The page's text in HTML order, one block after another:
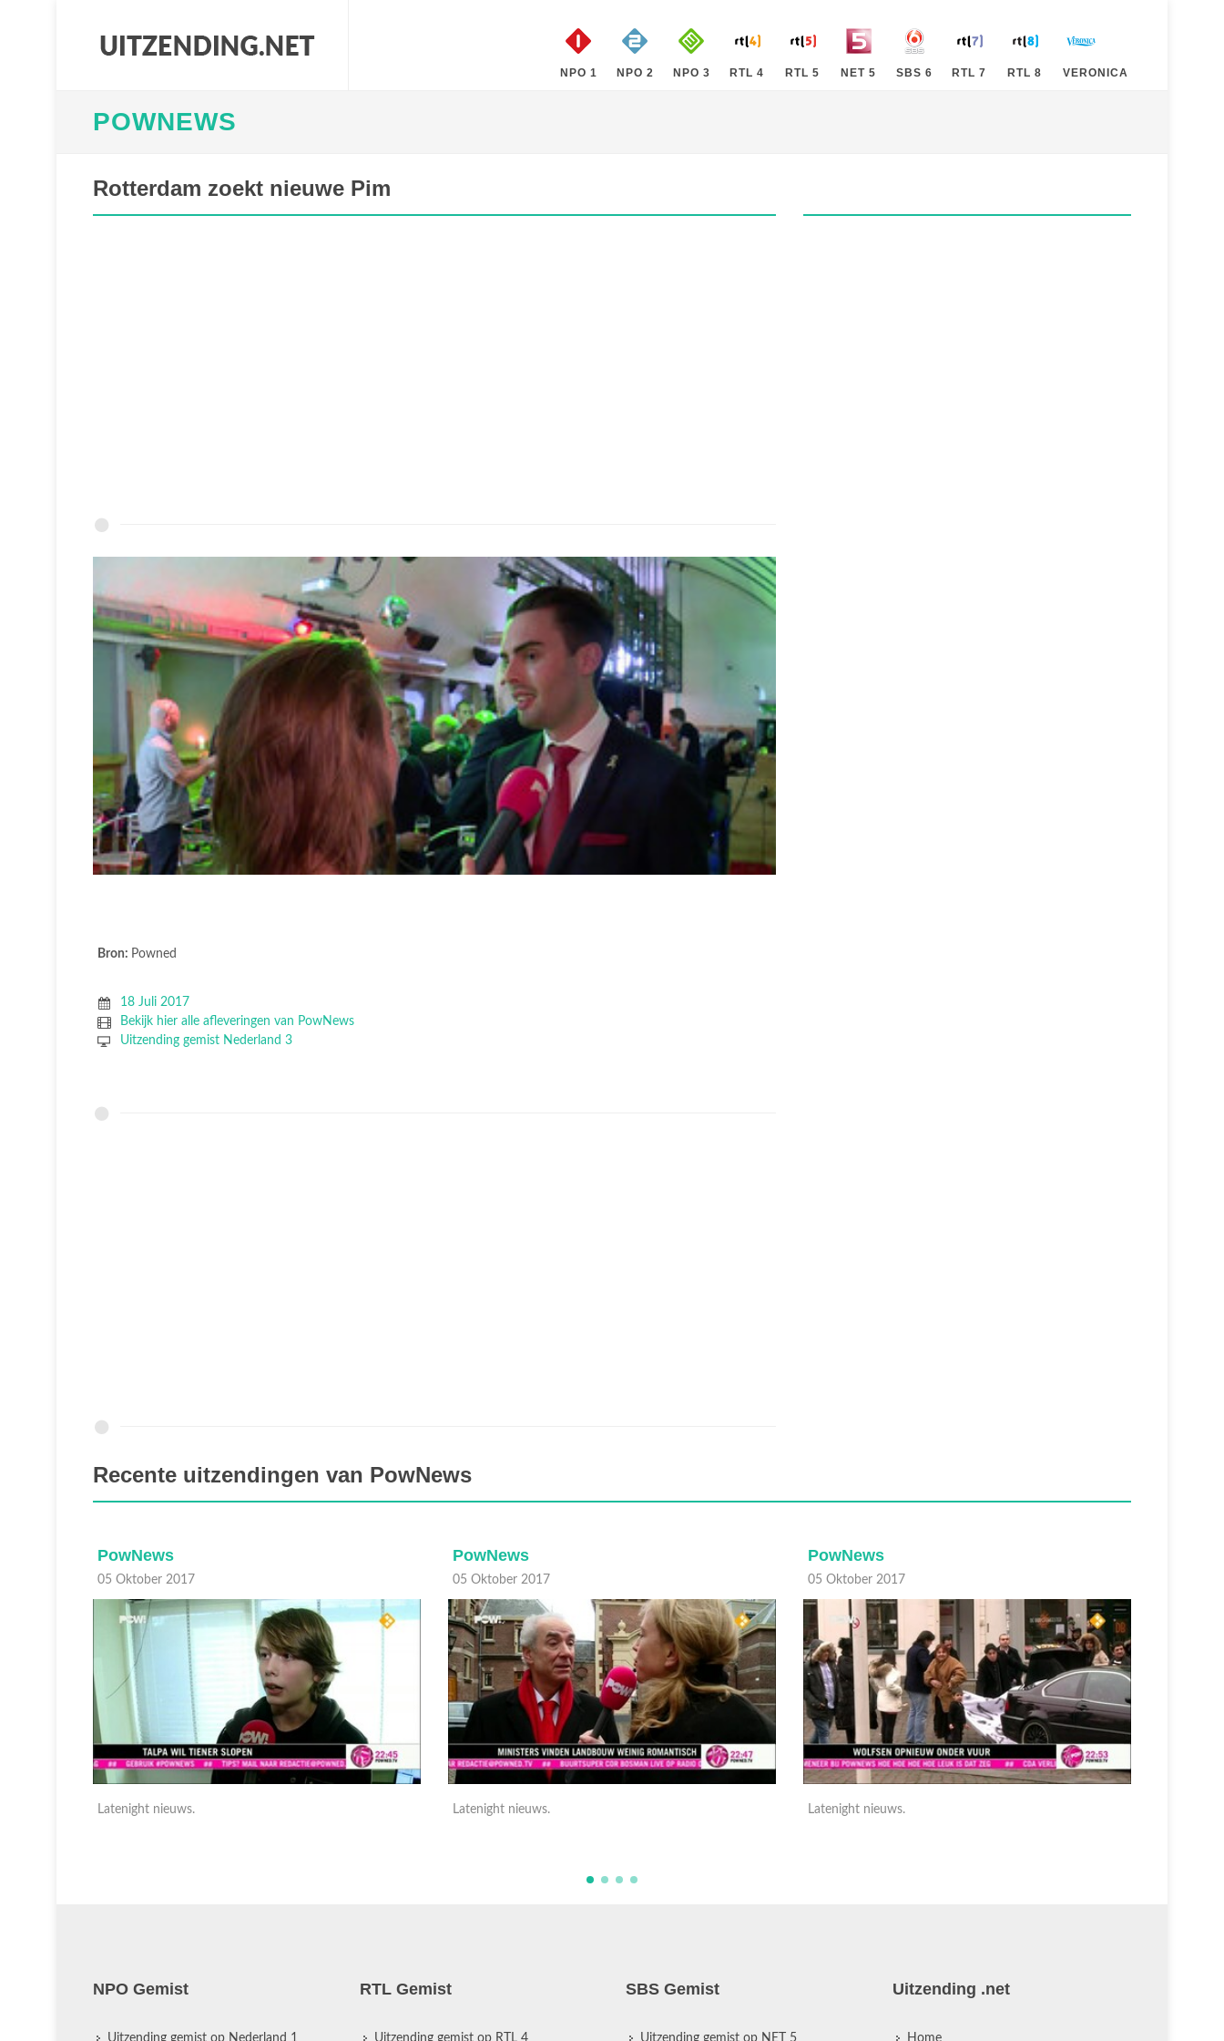
NPO 1 NPO 2 NPO 3 RTL 4 RTL 5 NET 5 SBS 6 RTL 7 RTL 8 VERONICA
POWNEWS
Rotterdam zoekt nieuwe Pim
Bron: Powned
18 Juli 2017
Bekijk hier alle afleveringen van PowNews
Uitzending gemist Nederland 3
Recente uitzendingen van PowNews
PowNews
05 Oktober 2017
Latenight nieuws.
PowNews
05 Oktober 2017
Latenight nieuws.
PowNews
05 Oktober 2017
NPO Gemist RTL Gemist SBS Gemist Uitzending .net